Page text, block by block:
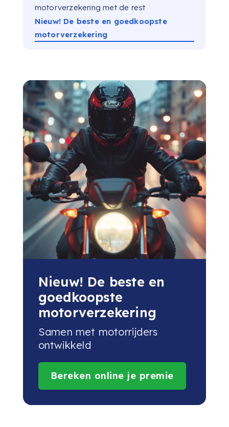
motorverzekering met de rest
Nieuw! De beste en goedkoopste
motorverzekering
Nieuw! De beste en
goedkoopste
motorverzekering
Samen met motorrijders
ontwikkeld
Bereken online je premie